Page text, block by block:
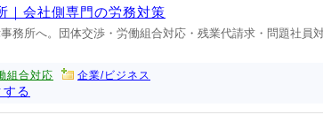
｜会社側専門の労務対策
務所へ。団体交渉・労働組合対応・残業代請求・問題社員
組合対応 企業/ビジネス
る